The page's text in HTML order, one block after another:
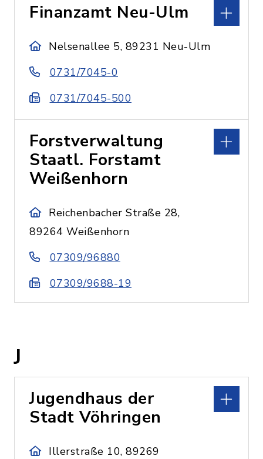
Finanzamt Neu-Ulm
Nelsenallee 5, 89231 Neu-Ulm
0731/7045-0
0731/7045-500
Forstverwaltung
Staatl. Forstamt
Weißenhorn
Reichenbacher Straße 28,
89264 Weißenhorn
07309/96880
07309/9688-19
J
Jugendhaus der
Stadt Vöhringen
Illerstraße 10, 89269